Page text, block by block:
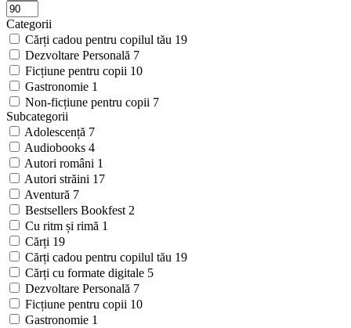
Categorii
Cărți cadou pentru copilul tău 19
Dezvoltare Personală 7
Ficțiune pentru copii 10
Gastronomie 1
Non-ficțiune pentru copii 7
Subcategorii
Adolescență 7
Audiobooks 4
Autori români 1
Autori străini 17
Aventură 7
Bestsellers Bookfest 2
Cu ritm și rimă 1
Cărți 19
Cărți cadou pentru copilul tău 19
Cărți cu formate digitale 5
Dezvoltare Personală 7
Ficțiune pentru copii 10
Gastronomie 1